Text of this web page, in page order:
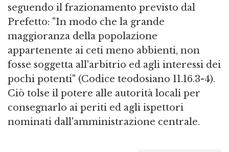
seguendo il frazionamento previsto dal
Prefetto: "In modo che la grande
maggioranza della popolazione
appartenente ai ceti meno abbienti, non
fosse soggetta all'arbitrio ed agli interessi dei
pochi potenti" (Codice teodosiano 11.16.3-4).
Ciò tolse il potere alle autorità locali per
consegnarlo ai periti ed agli ispettori
nominati dall'amministrazione centrale.